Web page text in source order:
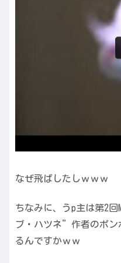
なぜ飛ばしたしｗｗｗ
ちなみに、うp主は第2回
ブ・ハツネ”作者のポン
るんですかｗｗ